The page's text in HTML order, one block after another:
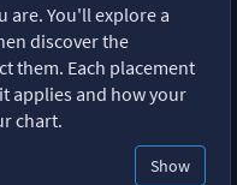
are. You'll explore a
discover the
them. Each placement
applies and how your
chart.
Show